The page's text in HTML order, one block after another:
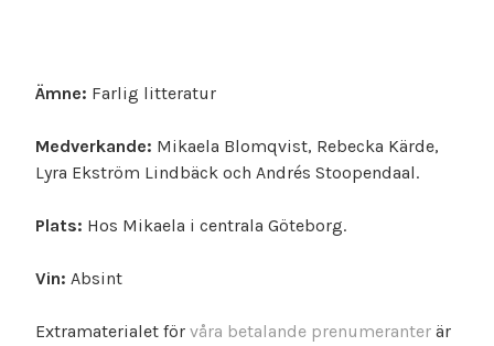
Ämne: Farlig litteratur
Medverkande: Mikaela Blomqvist, Rebecka Kärde,
Lyra Ekström Lindbäck och Andrés Stoopendaal.
Plats: Hos Mikaela i centrala Göteborg.
Vin: Absint
Extramaterialet för våra betalande prenumeranter är